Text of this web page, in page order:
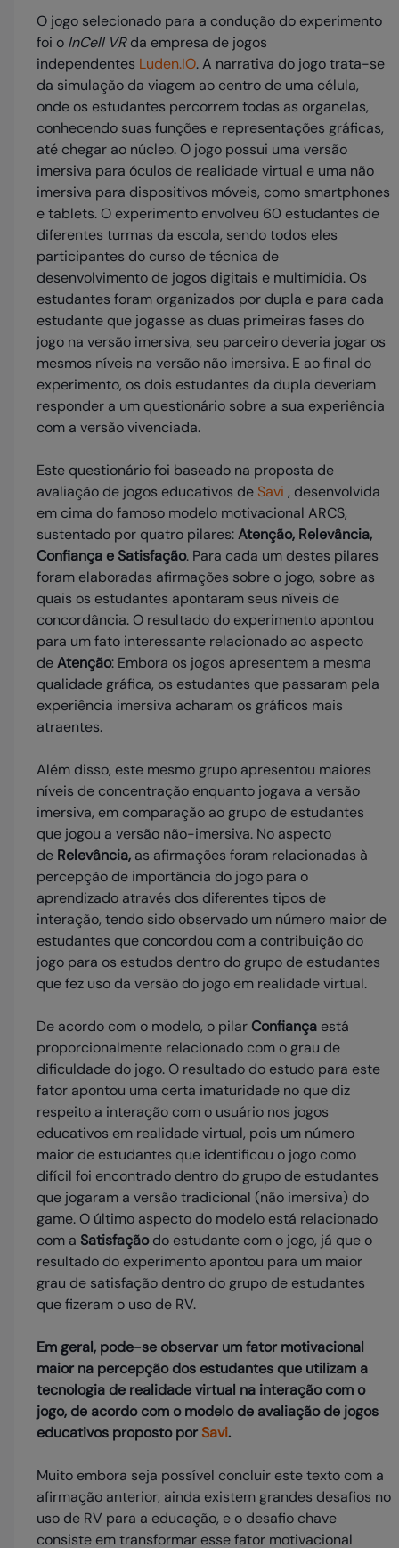
O jogo selecionado para a condução do experimento
foi o InCell VRda empresa de jogos
independentes Luden.IO. A narrativa do jogo trata-se
da simulação da viagem ao centro de uma célula,
onde os estudantes percorrem todas as organelas,
conhecendo suas funções e representações gráficas,
até chegar ao núcleo. O jogo possui uma versão
imersiva para óculos de realidade virtual e uma não
imersiva para dispositivos móveis, como smartphones
e tablets. O experimento envolveu 60 estudantes de
diferentes turmas da escola, sendo todos eles
participantes do curso de técnica de
desenvolvimento de jogos digitais e multimídia. Os
estudantes foram organizados por dupla e para cada
estudante que jogasse as duas primeiras fases do
jogo na versão imersiva, seu parceiro deveria jogar os
mesmos níveis na versão não imersiva. E ao final do
experimento, os dois estudantes da dupla deveriam
responder a um questionário sobre a sua experiência
com a versão vivenciada.
Este questionário foi baseado na proposta de
avaliação de jogos educativos de Savi , desenvolvida
em cima do famoso modelo motivacional ARCS,
sustentado por quatro pilares:Atenção, Relevância,
Confiança e Satisfação. Para cada um destes pilares
foram elaboradas afirmações sobre o jogo, sobre as
quais os estudantes apontaram seus níveis de
concordância. O resultado do experimento apontou
para um fato interessante relacionado ao aspecto
deAtenção: Embora os jogos apresentem a mesma
qualidade gráfica, os estudantes que passaram pela
experiência imersiva acharam os gráficos mais
atraentes.
Além disso, este mesmo grupo apresentou maiores
níveis de concentração enquanto jogava a versão
imersiva, em comparação ao grupo de estudantes
que jogou a versão não-imersiva. No aspecto
de Relevância, as afirmações foram relacionadas à
percepção de importância do jogo para o
aprendizado através dos diferentes tipos de
interação, tendo sido observado um número maior de
estudantes que concordou com a contribuição do
jogo para os estudos dentro do grupo de estudantes
que fez uso da versão do jogo em realidade virtual.
De acordo com o modelo, o pilar Confiança está
proporcionalmente relacionado com o grau de
dificuldade do jogo. O resultado do estudo para este
fator apontou uma certa imaturidade no que diz
respeito a interação com o usuário nos jogos
educativos em realidade virtual, pois um número
maior de estudantes que identificou o jogo como
difícil foi encontrado dentro do grupo de estudantes
que jogaram a versão tradicional (não imersiva) do
game. O último aspecto do modelo está relacionado
com a Satisfaçãodo estudante com o jogo, já que o
resultado do experimento apontou para um maior
grau de satisfação dentro do grupo de estudantes
que fizeram o uso de RV.
Em geral, pode-se observar um fator motivacional
maior na percepção dos estudantes que utilizam a
tecnologia de realidade virtual na interação com o
jogo, de acordo com o modelo de avaliação de jogos
educativos proposto porSavi.
Muito embora seja possível concluir este texto com a
afirmação anterior, ainda existem grandes desafios no
uso de RV para a educação, e o desafio chave
consiste em transformar esse fator motivacional